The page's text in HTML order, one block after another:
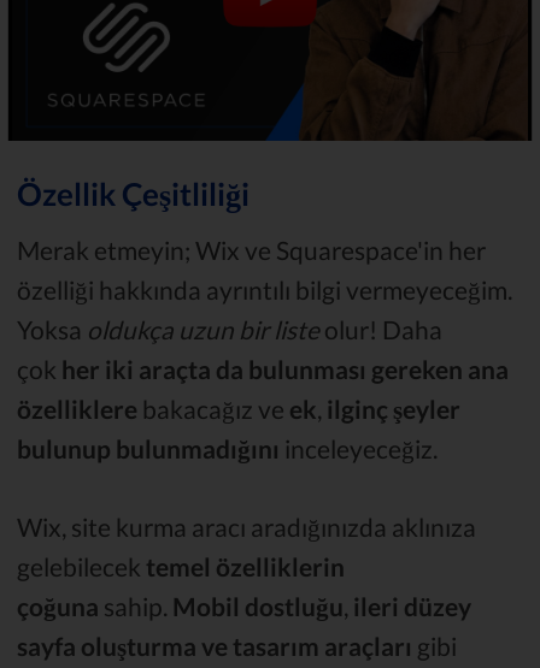
Özellik Çeşitliliği
Merak etmeyin; Wix ve Squarespace'in her
özelliği hakkında ayrıntılı bilgi vermeyeceğim.
Yoksa oldukça uzun bir listeolur! Daha
çok her iki araçta da bulunması gereken ana
özelliklere bakacağız ve ek, ilginç şeyler
bulunup bulunmadığını inceleyeceğiz.
Wix, site kurma aracı aradığınızda aklınıza
gelebilecek temel özelliklerin
çoğuna sahip. Mobil dostluğu ileri düzey
sayfa oluşturma ve tasarım araçları gibi